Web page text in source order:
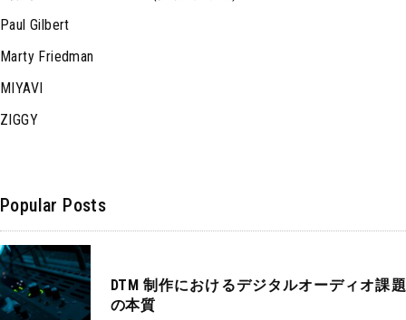
Paul Gilbert
Marty Friedman
MIYAVI
ZIGGY
Popular Posts
DTM 制作におけるデジタルオーディオ課題
の本質